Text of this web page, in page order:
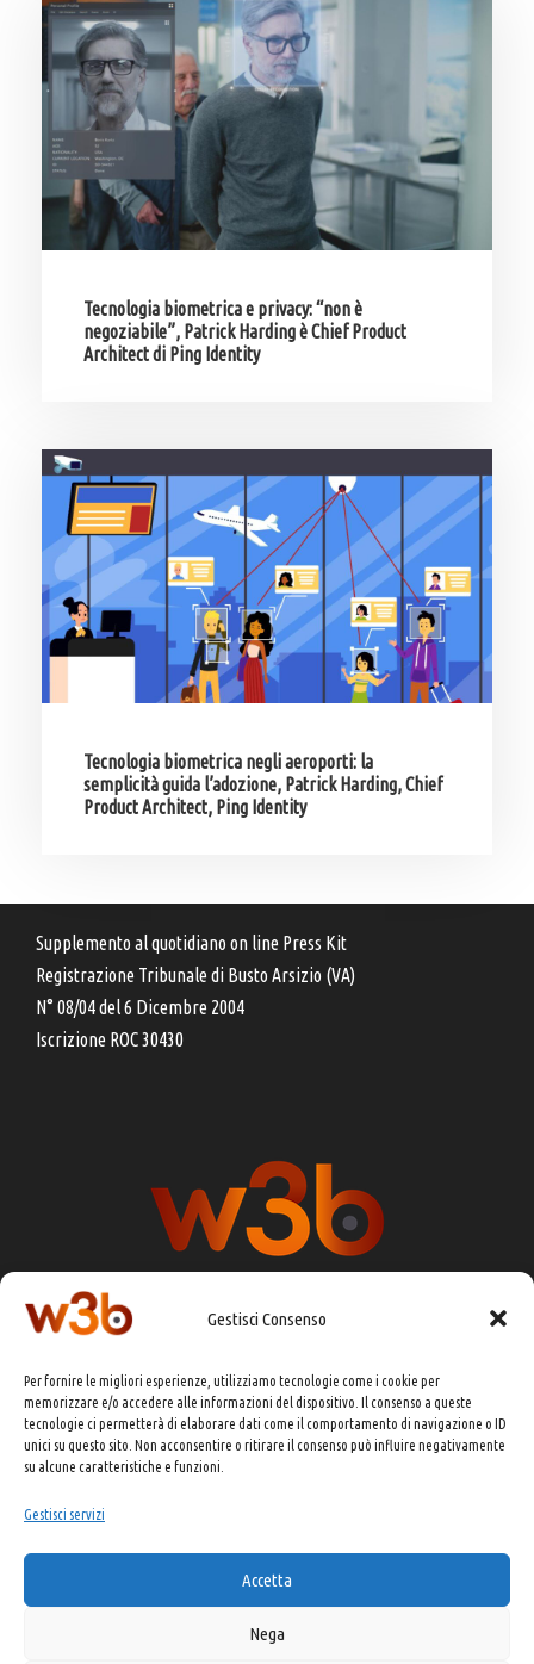
Gestisci Consenso
Per fornire le migliori esperienze, utilizziamo tecnologie come i cookie per
memorizzare e/o accedere alle informazioni del dispositivo. Il consenso a queste
tecnologie ci permetterà di elaborare dati come il comportamento di navigazione o ID
unici su questo sito. Non acconsentire o ritirare il consenso può influire negativamente
su alcune caratteristiche e funzioni.
Gestisci servizi
Accetta
Nega
Tecnologia biometrica e privacy: “non è
negoziabile”, Patrick Harding è Chief Product
Architect di Ping Identity
Tecnologia biometrica negli aeroporti: la
semplicità guida l’adozione, Patrick Harding, Chief
Product Architect, Ping Identity
Supplemento al quotidiano on line Press Kit
Registrazione Tribunale di Busto Arsizio (VA)
N° 08/04 del 6 Dicembre 2004
Iscrizione ROC 30430
DIRETTORE RESPONSABILE:
CHIARA PORTA
REDAZIONE & GRAFICA:EOIPSO.IT
EDITORE:EOIPSO.IT
CONTATTI:redazione@presskit.it
COPYRIGHT 2025 EO IPSO SRL
PRIVACY POLICY&COOKIE POLICY